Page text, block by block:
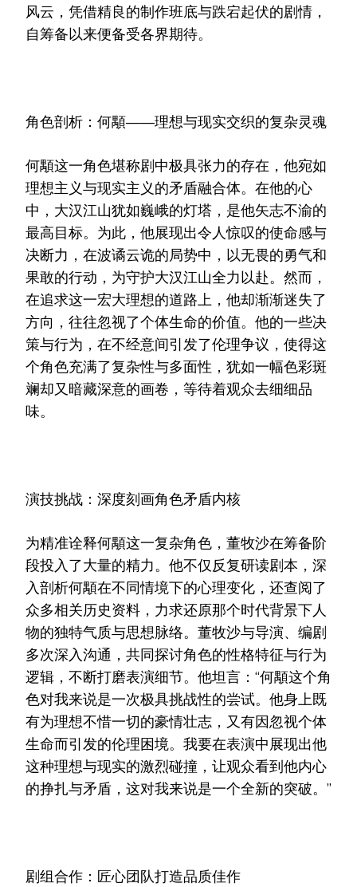
风云，凭借精良的制作班底与跌宕起伏的剧情，
自筹备以来便备受各界期待。
角色剖析：何顒——理想与现实交织的复杂灵魂
何顒这一角色堪称剧中极具张力的存在，他宛如
理想主义与现实主义的矛盾融合体。在他的心
中，大汉江山犹如巍峨的灯塔，是他矢志不渝的
最高目标。为此，他展现出令人惊叹的使命感与
决断力，在波谲云诡的局势中，以无畏的勇气和
果敢的行动，为守护大汉江山全力以赴。然而，
在追求这一宏大理想的道路上，他却渐渐迷失了
方向，往往忽视了个体生命的价值。他的一些决
策与行为，在不经意间引发了伦理争议，使得这
个角色充满了复杂性与多面性，犹如一幅色彩斑
斓却又暗藏深意的画卷，等待着观众去细细品
味。
演技挑战：深度刻画角色矛盾内核
为精准诠释何顒这一复杂角色，董牧沙在筹备阶
段投入了大量的精力。他不仅反复研读剧本，深
入剖析何顒在不同情境下的心理变化，还查阅了
众多相关历史资料，力求还原那个时代背景下人
物的独特气质与思想脉络。董牧沙与导演、编剧
多次深入沟通，共同探讨角色的性格特征与行为
逻辑，不断打磨表演细节。他坦言：“何顒这个角
色对我来说是一次极具挑战性的尝试。他身上既
有为理想不惜一切的豪情壮志，又有因忽视个体
生命而引发的伦理困境。我要在表演中展现出他
这种理想与现实的激烈碰撞，让观众看到他内心
的挣扎与矛盾，这对我来说是一个全新的突破。”
剧组合作：匠心团队打造品质佳作